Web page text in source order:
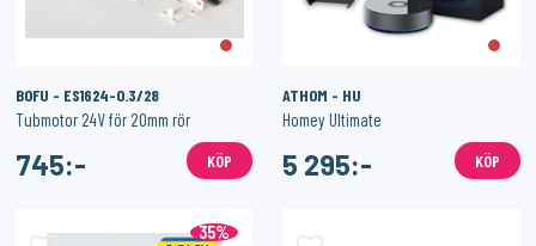
BOFU - ES1624-0.3/28
Tubmotor 24V för 20mm rör
745:- KÖP
ATHOM - HU
Homey Ultimate
5 295:- KÖP
35%